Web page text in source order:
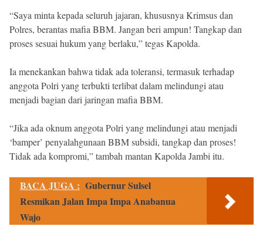
“Saya minta kepada seluruh jajaran, khususnya Krimsus dan
Polres, berantas mafia BBM. Jangan beri ampun! Tangkap dan
proses sesuai hukum yang berlaku,” tegas Kapolda.
Ia menekankan bahwa tidak ada toleransi, termasuk terhadap
anggota Polri yang terbukti terlibat dalam melindungi atau
menjadi bagian dari jaringan mafia BBM.
“Jika ada oknum anggota Polri yang melindungi atau menjadi
‘bamper’ penyalahgunaan BBM subsidi, tangkap dan proses!
Tidak ada kompromi,” tambah mantan Kapolda Jambi itu.
BACA JUGA : Gubernur Sulsel
Resmikan Jalan Impa Impa Anabanua
Wajo